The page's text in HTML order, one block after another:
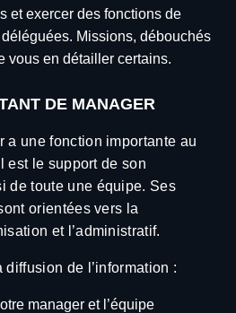
et exercer des fonctions de
Missions, débouchés
vous en détailler certains.
DE MANAGER
a une fonction importante au
est le support de son
de toute une équipe. Ses
orientées vers la
et l’administratif.
de l’information :
manager et l’équipe